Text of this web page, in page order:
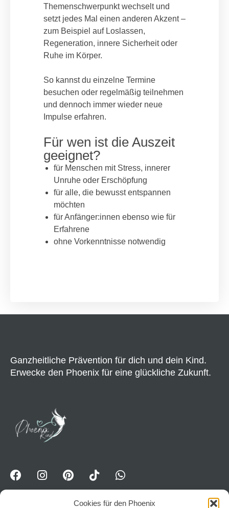
Cookies für den Phoenix
Themenschwerpunkt wechselt und
setzt jedes Mal einen anderen Akzent –
zum Beispiel auf Loslassen,
Regeneration, innere Sicherheit oder
Ruhe im Körper.
So kannst du einzelne Termine
besuchen oder regelmäßig teilnehmen
und dennoch immer wieder neue
Impulse erfahren.
Für wen ist die Auszeit
geeignet?
für Menschen mit Stress, innerer
Unruhe oder Erschöpfung
für alle, die bewusst entspannen
möchten
für Anfänger:innen ebenso wie für
Erfahrene
ohne Vorkenntnisse notwendig
Ganzheitliche Prävention für dich und dein Kind.
Erwecke den Phoenix für eine glückliche Zukunft.